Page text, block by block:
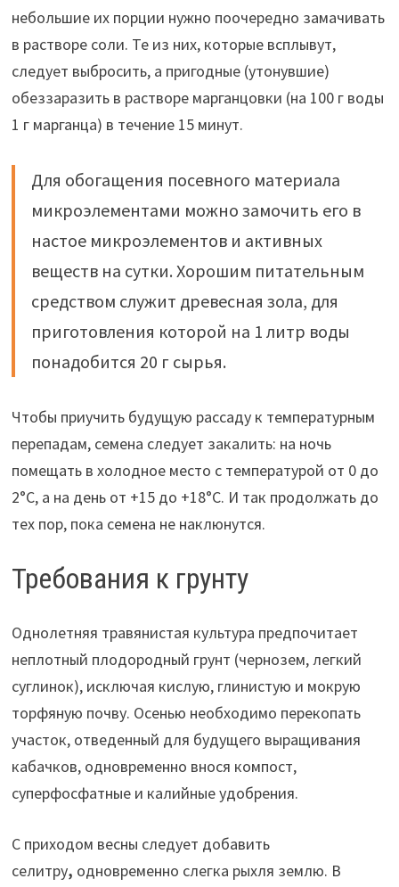
небольшие их порции нужно поочередно замачивать
в растворе соли. Те из них, которые всплывут,
следует выбросить, а пригодные (утонувшие)
обеззаразить в растворе марганцовки (на 100 г воды
1 г марганца) в течение 15 минут.
Для обогащения посевного материала
микроэлементами можно замочить его в
настое микроэлементов и активных
веществ на сутки. Хорошим питательным
средством служит древесная зола, для
приготовления которой на 1 литр воды
понадобится 20 г сырья.
Чтобы приучить будущую рассаду к температурным
перепадам, семена следует закалить: на ночь
помещать в холодное место с температурой от 0 до
2°С, а на день от +15 до +18°С. И так продолжать до
тех пор, пока семена не наклюнутся.
Требования к грунту
Однолетняя травянистая культура предпочитает
неплотный плодородный грунт (чернозем, легкий
суглинок), исключая кислую, глинистую и мокрую
торфяную почву. Осенью необходимо перекопать
участок, отведенный для будущего выращивания
кабачков, одновременно внося компост,
суперфосфатные и калийные удобрения.
С приходом весны следует добавить
селитру, одновременно слегка рыхля землю. В